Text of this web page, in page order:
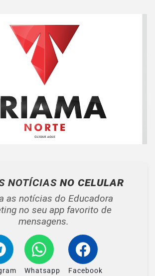
NOTÍCIAS NO CELULAR
as notícias do Educadora
no seu app favorito de
mensagens.
Whatsapp Facebook